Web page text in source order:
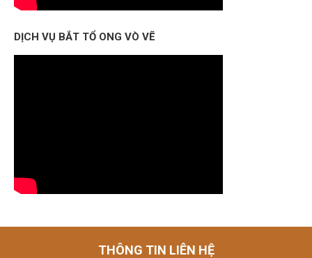
DỊCH VỤ BẮT TỔ ONG VÒ VẼ
THÔNG TIN LIÊN HỆ